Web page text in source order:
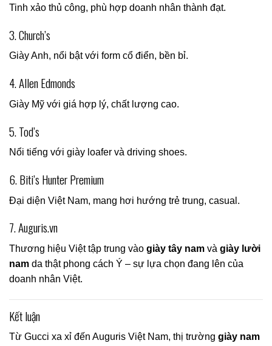
Tinh xảo thủ công, phù hợp doanh nhân thành đạt.
3. Church’s
Giày Anh, nổi bật với form cổ điển, bền bỉ.
4. Allen Edmonds
Giày Mỹ với giá hợp lý, chất lượng cao.
5. Tod’s
Nổi tiếng với giày loafer và driving shoes.
6. Biti’s Hunter Premium
Đại diện Việt Nam, mang hơi hướng trẻ trung, casual.
7. Auguris.vn
Thương hiệu Việt tập trung vào giày tây nam và giày lười
nam da thật phong cách Ý – sự lựa chọn đang lên của
doanh nhân Việt.
Kết luận
Từ Gucci xa xỉ đến Auguris Việt Nam, thị trường giày nam